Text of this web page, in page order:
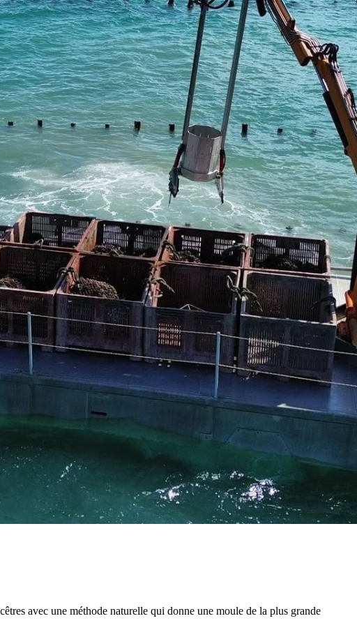
avec une méthode naturelle qui donne une moule de la plus grande